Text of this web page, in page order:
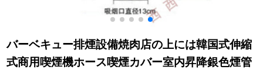
バーベキュー排煙設備焼肉店の上には韓国式伸縮
式商用喫煙機ホース喫煙カバー室内昇降銀色煙管